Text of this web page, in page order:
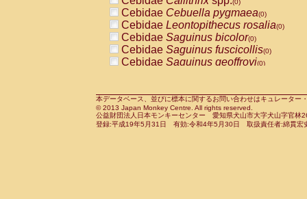
CercopithecidaeCercocebus
CercopithecidaeCercocebus
CercopithecidaeCercocebus
CercopithecidaeCercocebus
CercopithecidaeCercocebushybrid
CercopithecidaePapio anubis(0)
CercopithecidaePapio cynocephalus
CercopithecidaePapio hamadryas(0)
(0)
Cebidae Cebuella pygmaea(0)
Cebidae Leontopithecus rosalia(0)
Cebidae Saguinus bicolor(0)
Cebidae Saguinus fuscicollis(0)
Cebidae Saguinus geoffroyi(0)
CebidaeSaguinus leucopus(0)
CebidaeSaguinus midas(0)
Cebidae Saguinus mystax(0)
本データベース、並びに標本に関するお問い合わせはキュレータ
© 2013 Japan Monkey Centre. All rights reserved.
公益財団法人日本モンキーセンター 愛知県犬山市大字犬山字官
登録:平成19年5月31日 有効:令和4年5月30日 取扱責任者:綿貫宏